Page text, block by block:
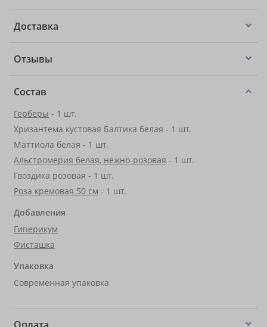
Доставка
Отзывы
Состав
Герберы - 1 шт.
Хризантема кустовая Балтика белая - 1 шт.
Маттиола белая - 1 шт.
Альстромерия белая, нежно-розовая - 1 шт.
Гвоздика розовая - 1 шт.
Роза кремовая 50 см - 1 шт.
Добавления
Гиперикум
Фисташка
Упаковка
Современная упаковка